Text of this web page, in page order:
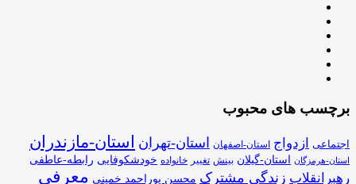
برچسب های محبوب
اجتماعی ازدواج استان-اصفهان استان-تهران استان-مازندران
استان-هرمزگان استان-گیلان بینش تغییر خانواده خودشکوفایی رابطه-عاطفی
رهبرانقلاب زندگی مشترک محسن پوراحمد خمینی معرفی